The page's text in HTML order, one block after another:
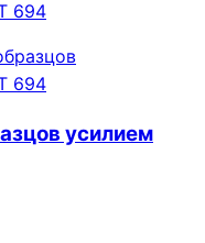
усилием